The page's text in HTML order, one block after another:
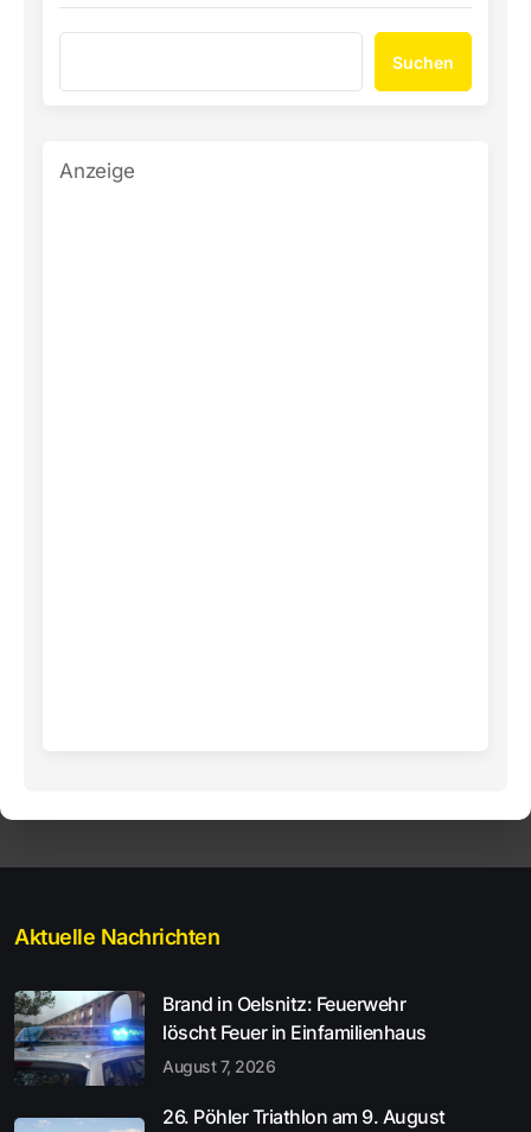
Suchen
Anzeige
Aktuelle Nachrichten
Brand in Oelsnitz: Feuerwehr
löscht Feuer in Einfamilienhaus
August 7, 2026
26. Pöhler Triathlon am 9. August